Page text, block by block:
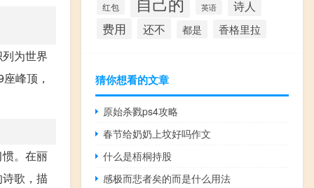
为世界
峰顶，
。在丽
歌，描
红包 英语 诗人
费用 还不 都是 香格里拉
猜你想看的文章
原始杀戮ps4攻略
春节给奶奶上坟好吗作文
什么是梧桐持股
感极而悲者矣的而是什么用法